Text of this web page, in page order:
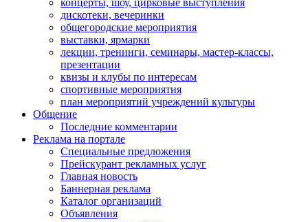
концерты, шоу, цирковые выступления
дискотеки, вечеринки
общегородские мероприятия
выставки, ярмарки
лекции, тренинги, семинары, мастер-классы,
презентации
квизы и клубы по интересам
спортивные мероприятия
план мероприятий учреждений культуры
Общение
Последние комментарии
Реклама на портале
Специальные предложения
Прейскурант рекламных услуг
Главная новость
Баннерная реклама
Каталог организаций
Объявления